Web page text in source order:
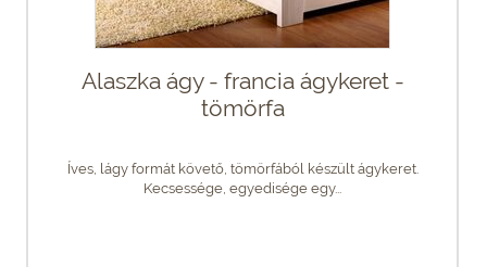
Alaszka ágy - francia ágykeret -
tömörfa
Íves, lágy formát követő, tömörfából készült ágykeret.
Kecsessége, egyedisége egy...